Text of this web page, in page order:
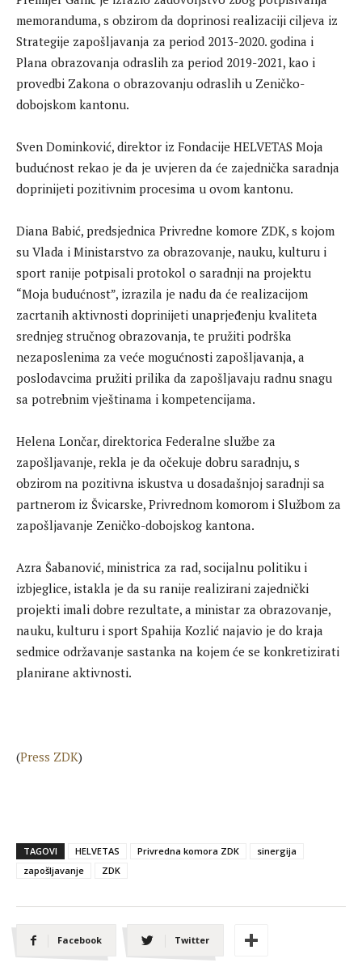
memoranduma, s obzirom da doprinosi realizaciji ciljeva iz
Strategije zapošljavanja za period 2013-2020. godina i
Plana obrazovanja odraslih za period 2019-2021, kao i
provedbi Zakona o obrazovanju odraslih u Zeničko-
dobojskom kantonu.
Sven Dominković, direktor iz Fondacije HELVETAS Moja
budućnost rekao je da je uvjeren da će zajednička saradnja
doprinijeti pozitivnim procesima u ovom kantonu.
Diana Babić, predsjednica Privredne komore ZDK, s kojom
su Vlada i Ministarstvo za obrazovanje, nauku, kulturu i
sport ranije potpisali protokol o saradnji na projektu
“Moja budućnost”, izrazila je nadu da će realizacijom
zacrtanih aktivnosti doprinijeti unaprjeđenju kvaliteta
srednjeg stručnog obrazovanja, te pružiti podrška
nezaposlenima za veće mogućnosti zapošljavanja, a
poslodavcima pružiti prilika da zapošljavaju radnu snagu
sa potrebnim vještinama i kompetencijama.
Helena Lončar, direktorica Federalne službe za
zapošljavanje, rekla je da očekuje dobru saradnju, s
obzirom na pozitivna iskustva u dosadašnjoj saradnji sa
partnerom iz Švicarske, Privrednom komorom i Službom za
zapošljavanje Zeničko-dobojskog kantona.
Azra Šabanović, ministrica za rad, socijalnu politiku i
izbjeglice, istakla je da su ranije realizirani zajednički
projekti imali dobre rezultate, a ministar za obrazovanje,
nauku, kulturu i sport Spahija Kozlić najavio je do kraja
sedmice održavanje sastanka na kojem će se konkretizirati
planirane aktivnosti.
(Press ZDK)
TAGOVI HELVETAS Privredna komora ZDK
sinergija
zapošljavanje
ZDK
Facebook Twitter